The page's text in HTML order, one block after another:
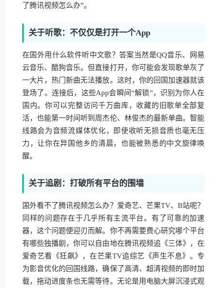
了腾讯视频怎么办”。
关于听歌：不仅仅是打开一个App
在国外用什么软件听中文歌？答案当然是QQ音乐、网易
云音乐、酷狗音乐。但直接打开，你可能会发现歌单灰了
一大片，热门新曲无法播放。这时，你的回国加速器就该
登场了。连接后，这些App会瞬间“解锁”，识别为你人在
国内。你可以完整访问千万曲库，收藏的旧歌单全部复
活，也能第一时间听到周杰伦、林俊杰的最新单曲。智能
线路会为音频流媒体优化，即使收听无损音质也毫无压
力，让你在异国他乡的清晨，也能被熟悉的中文旋律唤
醒。
关于追剧：打破所有平台的围墙
国外看不了腾讯视频怎么办？爱奇艺、芒果TV、B站呢？
同样的问题存在于几乎所有主流平台。有了可靠的加速
器，这个问题便迎刃而解。你不再需要费心研究哪个平台
有哪些独播剧，你可以自由地在腾讯视频追《三体》，在
爱奇艺看《狂飙》，在芒果TV追综艺《声生不息》。专
为影音优化的回国线路，确保了高清、超清视频的即时加
载，拖动进度条也无需等待。无论是用电脑大屏沉浸式观